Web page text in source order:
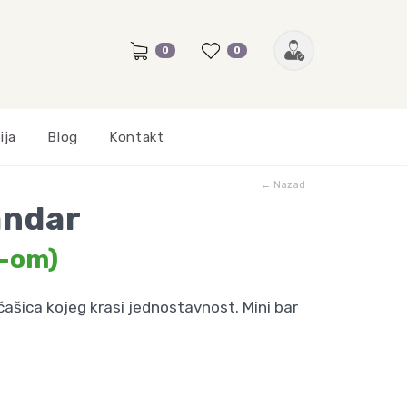
0 0
Blog Kontakt
← Nazad
om)
kojeg krasi jednostavnost. Mini bar